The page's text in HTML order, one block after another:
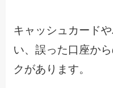
キャッシュカード
い、誤った口座か
クがあります。